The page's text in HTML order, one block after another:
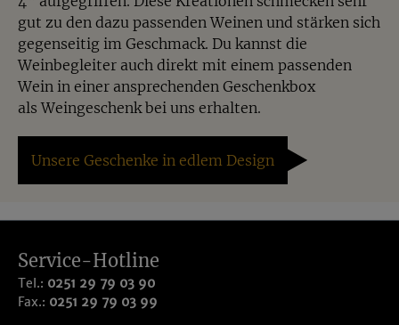
gut zu den dazu passenden Weinen und stärken sich
gegenseitig im Geschmack. Du kannst die
Weinbegleiter auch direkt mit einem passenden
Wein in einer ansprechenden Geschenkbox
alsWeingeschenkbei uns erhalten.
Unsere Geschenke in edlem Design
Service-Hotline
Tel.: 0251 29 79 03 90
Fax.: 0251 29 79 03 99